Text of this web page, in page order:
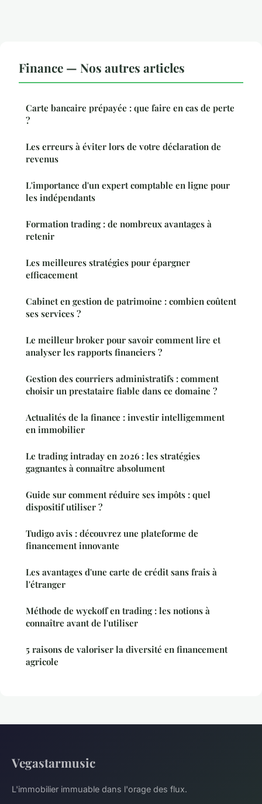
Finance — Nos autres articles
Carte bancaire prépayée : que faire en cas de perte
?
Les erreurs à éviter lors de votre déclaration de
revenus
L'importance d'un expert comptable en ligne pour
les indépendants
Formation trading : de nombreux avantages à
retenir
Les meilleures stratégies pour épargner
efficacement
Cabinet en gestion de patrimoine : combien coûtent
ses services ?
Le meilleur broker pour savoir comment lire et
analyser les rapports financiers ?
Gestion des courriers administratifs : comment
choisir un prestataire fiable dans ce domaine ?
Actualités de la finance : investir intelligemment
en immobilier
Le trading intraday en 2026 : les stratégies
gagnantes à connaître absolument
Guide sur comment réduire ses impôts : quel
dispositif utiliser ?
Tudigo avis : découvrez une plateforme de
financement innovante
Les avantages d'une carte de crédit sans frais à
l'étranger
Méthode de wyckoff en trading : les notions à
connaître avant de l'utiliser
5 raisons de valoriser la diversité en financement
agricole
Vegastarmusic
L'immobilier immuable dans l'orage des flux.